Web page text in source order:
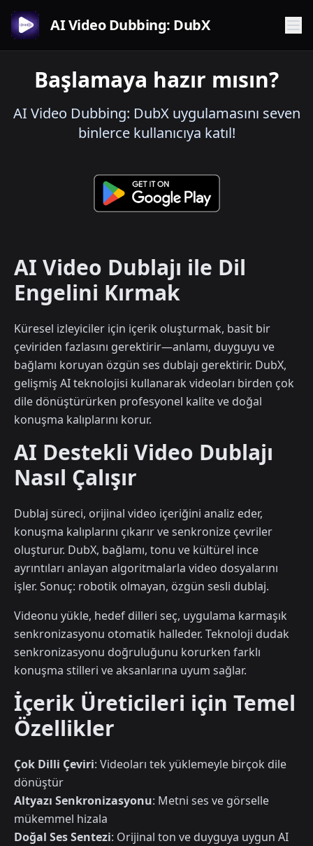
AI Video Dubbing: DubX
Başlamaya hazır mısın?
AI Video Dubbing: DubX uygulamasını seven
binlerce kullanıcıya katıl!
AI Video Dublajı ile Dil
Engelini Kırmak
Küresel izleyiciler için içerik oluşturmak, basit bir
çeviriden fazlasını gerektirir—anlamı, duyguyu ve
bağlamı koruyan özgün ses dublajı gerektirir. DubX,
gelişmiş AI teknolojisi kullanarak videoları birden çok
dile dönüştürürken profesyonel kalite ve doğal
konuşma kalıplarını korur.
AI Destekli Video Dublajı
Nasıl Çalışır
Dublaj süreci, orijinal video içeriğini analiz eder,
konuşma kalıplarını çıkarır ve senkronize çevriler
oluşturur. DubX, bağlamı, tonu ve kültürel ince
ayrıntıları anlayan algoritmalarla video dosyalarını
işler. Sonuç: robotik olmayan, özgün sesli dublaj.
Videonu yükle, hedef dilleri seç, uygulama karmaşık
senkronizasyonu otomatik halleder. Teknoloji dudak
senkronizasyonu doğruluğunu korurken farklı
konuşma stilleri ve aksanlarına uyum sağlar.
İçerik Üreticileri için Temel
Özellikler
Çok Dilli Çeviri: Videoları tek yüklemeyle birçok dile
dönüştür
Altyazı Senkronizasyonu: Metni ses ve görselle
mükemmel hizala
Doğal Ses Sentezi: Orijinal ton ve duyguya uygun AI